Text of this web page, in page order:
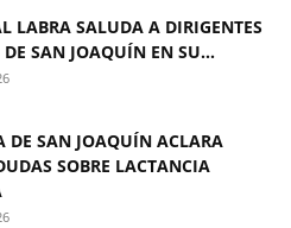
LABRA SALUDA A DIRIGENTES
DE SAN JOAQUÍN EN SU...
DE SAN JOAQUÍN ACLARA
SOBRE LACTANCIA